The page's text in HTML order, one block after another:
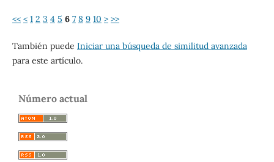
<< < 1 2 3 4 5 6 7 8 9 10 > >>
También puede Iniciar una búsqueda de similitud avanzada
para este artículo.
Número actual